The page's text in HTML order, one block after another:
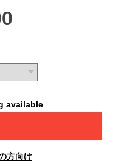
available
方向け